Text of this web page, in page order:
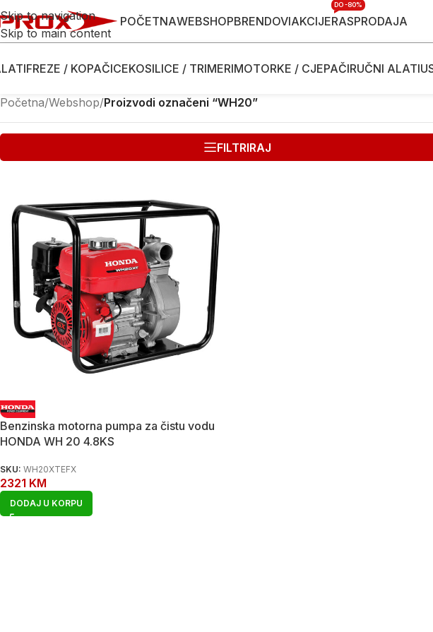
Skip to navigation
Skip to main content
POČETNAWEBSHOPBRENDOVIAKCIJERASPRODAJA
DO -80%
FREZE / KOPAČICEKOSILICE / TRIMERIMOTORKE / CJEPAČIRUČNI ALATI
Početna/Webshop/Proizvodi označeni “WH20”
FILTRIRAJ
Benzinska motorna pumpa za čistu vodu
HONDA WH 20 4.8KS
SKU: WH20XTEFX
2321 KM
DODAJ U KORPU